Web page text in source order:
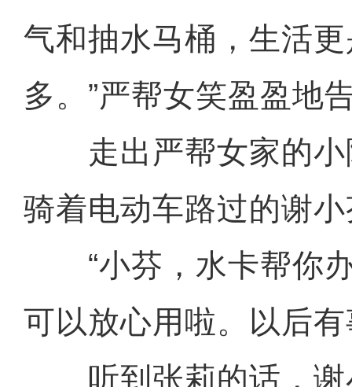
气和抽水马桶，生活
多。”严帮女笑盈盈地
走出严帮女家的小
骑着电动车路过的谢
“小芬，水卡帮你办
可以放心用啦。以后
听到张莉的话，谢